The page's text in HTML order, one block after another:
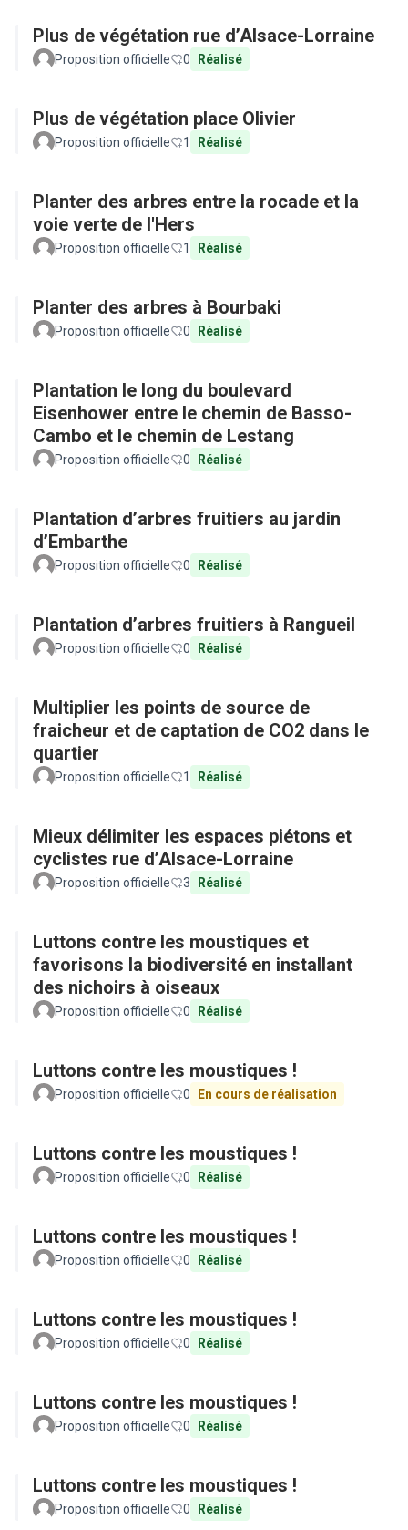
Plus de végétation rue d’Alsace-Lorraine
Proposition officielle 0 Réalisé
Plus de végétation place Olivier
Proposition officielle 1 Réalisé
Planter des arbres entre la rocade et la
voie verte de l'Hers
Proposition officielle 1 Réalisé
Planter des arbres à Bourbaki
Proposition officielle 0 Réalisé
Plantation le long du boulevard
Eisenhower entre le chemin de Basso-
Cambo et le chemin de Lestang
Proposition officielle 0 Réalisé
Plantation d’arbres fruitiers au jardin
d’Embarthe
Proposition officielle 0 Réalisé
Plantation d’arbres fruitiers à Rangueil
Proposition officielle 0 Réalisé
Multiplier les points de source de
fraicheur et de captation de CO2 dans le
quartier
Proposition officielle 1 Réalisé
Mieux délimiter les espaces piétons et
cyclistes rue d’Alsace-Lorraine
Proposition officielle 3 Réalisé
Luttons contre les moustiques et
favorisons la biodiversité en installant
des nichoirs à oiseaux
Proposition officielle 0 Réalisé
Luttons contre les moustiques !
Proposition officielle 0 En cours de réalisation
Luttons contre les moustiques !
Proposition officielle 0 Réalisé
Luttons contre les moustiques !
Proposition officielle 0 Réalisé
Luttons contre les moustiques !
Proposition officielle 0 Réalisé
Luttons contre les moustiques !
Proposition officielle 0 Réalisé
Luttons contre les moustiques !
Proposition officielle 0 Réalisé